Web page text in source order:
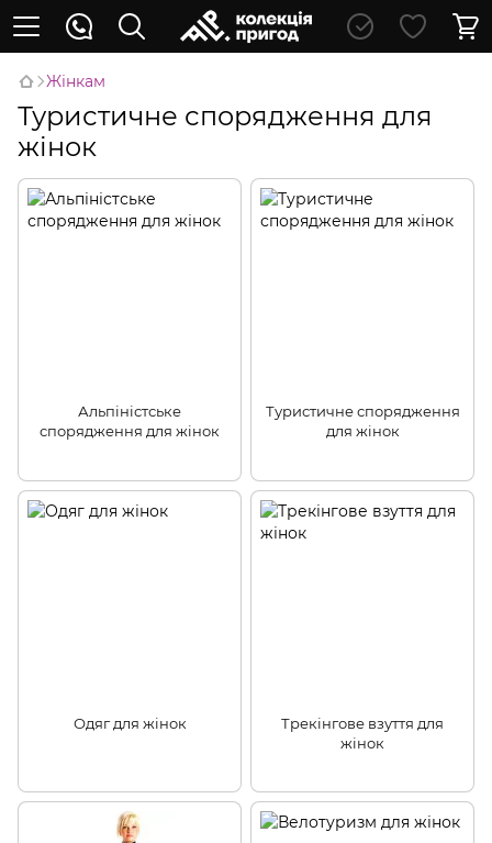
Жінкам
Туристичне спорядження для
жінок
Альпіністське
спорядження для жінок
Туристичне спорядження
для жінок
Одяг для жінок
Трекінгове взуття для
жінок